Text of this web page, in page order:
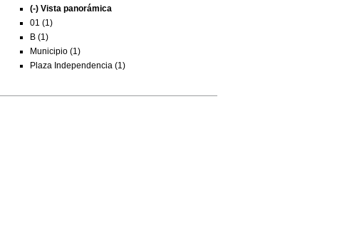
(-) Vista panorámica
01 (1)
B (1)
Municipio (1)
Plaza Independencia (1)